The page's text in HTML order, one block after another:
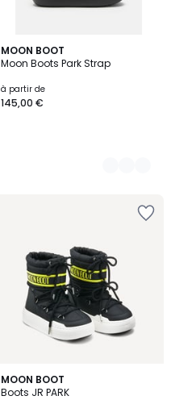
MOON BOOT
Moon Boots Park Strap
à partir de
145,00 €
2
Couleurs
MOON BOOT
Boots JR PARK